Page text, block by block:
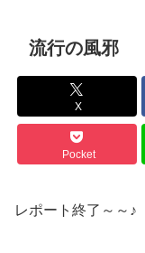
流行の風邪
X
Pocket
レポート終了～～♪